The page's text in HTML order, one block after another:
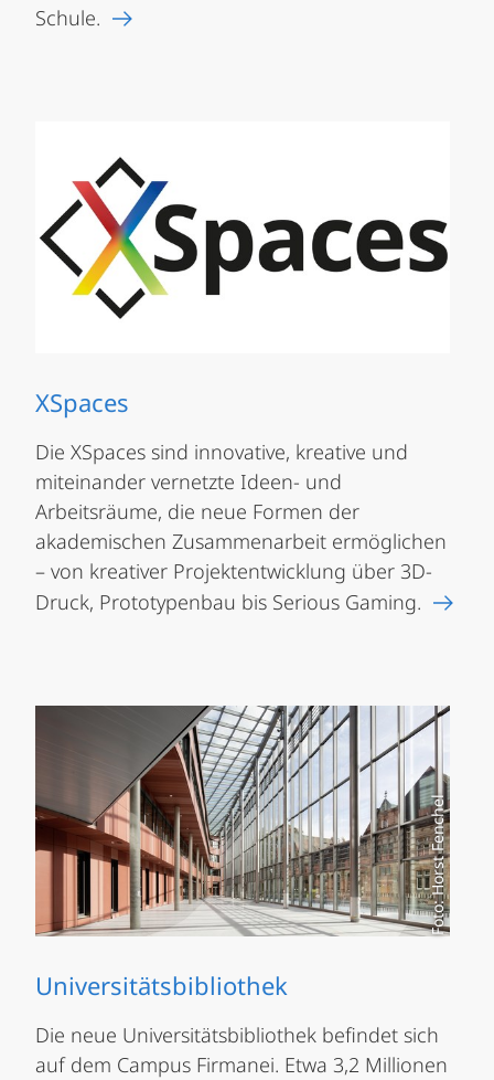
Schule.
XSpaces
Die XSpaces sind innovative, kreative und
miteinander vernetzte Ideen- und
Arbeitsräume, die neue Formen der
akademischen Zusammenarbeit ermöglichen
– von kreativer Projektentwicklung über 3D-
Druck, Prototypenbau bis Serious Gaming.
Foto: Horst Fenchel
Universitätsbibliothek
Die neue Universitätsbibliothek befindet sich
auf dem Campus Firmanei. Etwa 3,2 Millionen